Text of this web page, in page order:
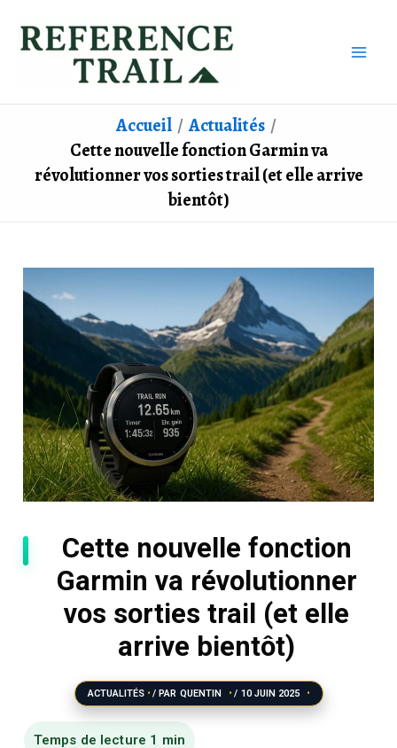
Accueil
Actualités
Cette nouvelle fonction Garmin va
révolutionner vos sorties trail (et elle arrive
bientôt)
Cette nouvelle fonction
Garmin va révolutionner
vos sorties trail (et elle
arrive bientôt)
ACTUALITÉS / PAR QUENTIN / 10 JUIN 2025